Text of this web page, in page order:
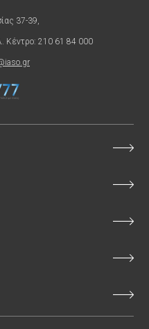
37-39,
Κέντρο: 210 61 84 000